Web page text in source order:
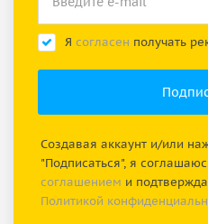
Я согласен получать
Создавая аккаунт и/или
"Подписаться", я
соглашением и
Политикой